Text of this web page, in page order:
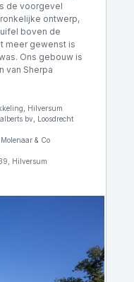
de voorgevel
ontwerp,
boven de
meer gewenst is
Ons gebouw is
van Sherpa
Hilversum
bv, Loosdrecht
& Co
Hilversum